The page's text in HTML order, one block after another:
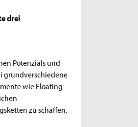
drei
Potenzials und
grundverschiedene
wie Floating
zu schaffen,